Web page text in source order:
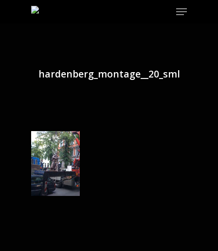
Menu
hardenberg_montage__20_sml